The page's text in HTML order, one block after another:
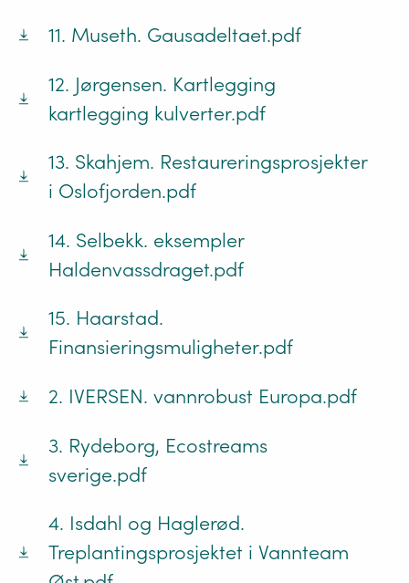
11. Museth. Gausadeltaet.pdf
12. Jørgensen. Kartlegging
kartlegging kulverter.pdf
13. Skahjem. Restaureringsprosjekter
i Oslofjorden.pdf
14. Selbekk. eksempler
Haldenvassdraget.pdf
15. Haarstad.
Finansieringsmuligheter.pdf
2. IVERSEN. vannrobust Europa.pdf
3. Rydeborg, Ecostreams
sverige.pdf
4. Isdahl og Haglerød.
Treplantingsprosjektet i Vannteam